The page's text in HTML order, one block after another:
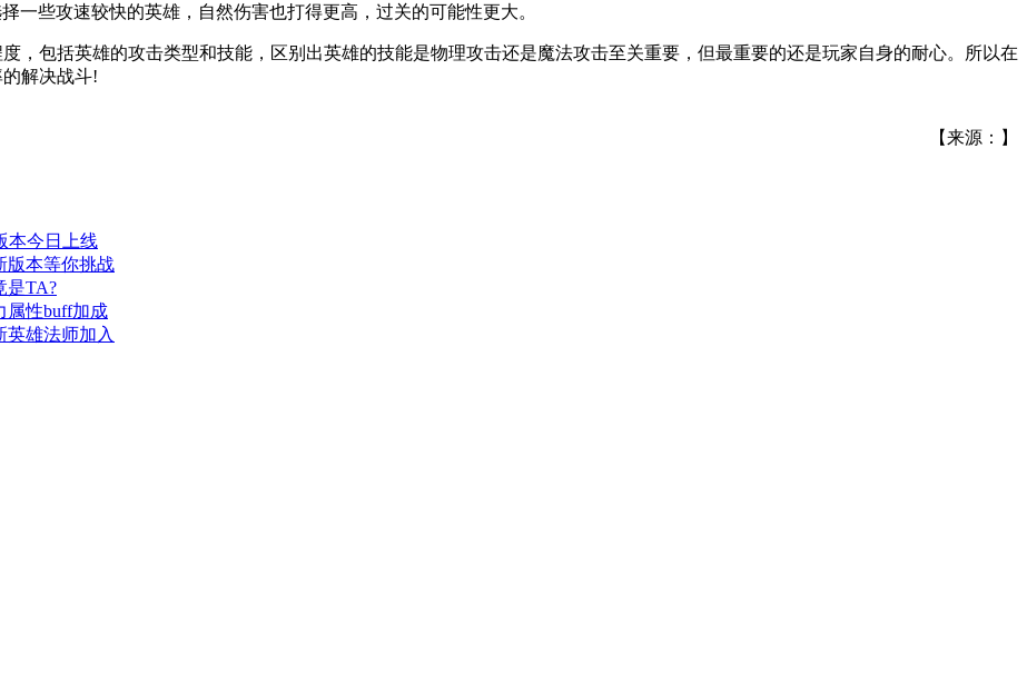
一些攻速较快的英雄，自然伤害也打得更高，过关的可能性更大。
，包括英雄的攻击类型和技能，区别出英雄的技能是物理攻击还是魔法攻击至关重要，但最重要的还是玩家自身的耐心。所以在
解决战斗!
【来源：】
本今日上线
版本等你挑战
是TA?
属性buff加成
英雄法师加入